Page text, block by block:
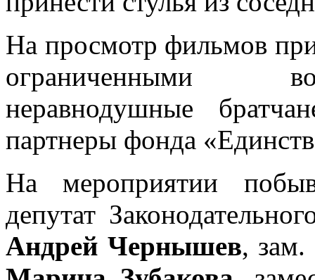
На просмотр фильмов
ограниченными
неравнодушные
партнеры фонда
На мероприятии
депутат
Андрей Чернышев,